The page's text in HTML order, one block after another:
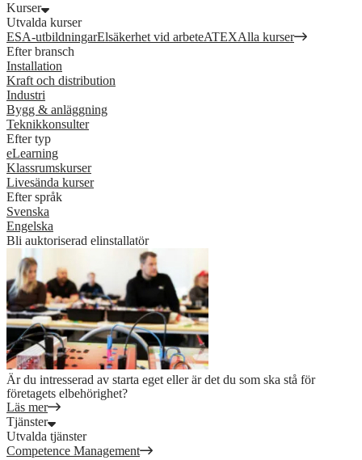
Kurser
Utvalda kurser
ESA-utbildningarElsäkerhet vid arbeteATEXAlla kurser
Efter bransch
Installation
Kraft och distribution
Industri
Bygg & anläggning
Teknikkonsulter
Efter typ
eLearning
Klassrumskurser
Livesända kurser
Efter språk
Svenska
Engelska
Bli auktoriserad elinstallatör
Är du intresserad av starta eget eller är det du som ska stå för
företagets elbehörighet?
Läs mer
Tjänster
Utvalda tjänster
Competence Management